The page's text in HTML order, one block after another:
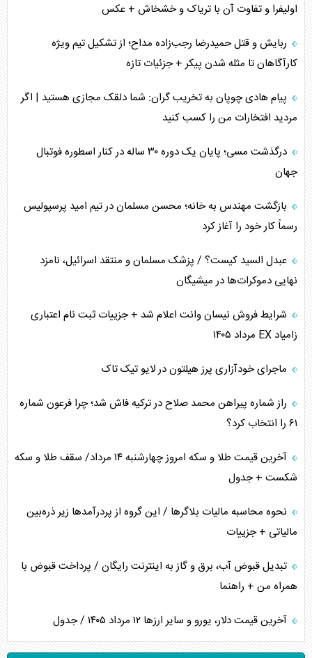
اولیفرا و تفاوت آن با تریاک و خشخاش + عکس
ربایش و قتل حمیدرضا رجب‌زاده مداح؛ از تشکیل تیم ویژه
کارآگاهان تا مثله شدن پیکر + جزئیات تازه
پیام هادی چوپان به تخریب گران: شما دلقک مجازی هستید | اگر
مردید افتخارات من را کسب کنید
درگذشت مسی؛ پایان یک دوره ۳۰ ساله در کنار اسطوره فوتبال
جهان
بازگشت مهندس به خانه؛ محسن مسلمان در تیم امید پرسپولیس
رسماً کار خود را آغاز کرد
عبدل السید کیست؟ / پزشک مسلمان و منتقد اسرائیل، نامزد
نهایی دموکرات‌ها در میشیگان
شرایط فروش نیسان وانت اعلام شد + جزییات ثبت نام اعتباری
زامیاد EX مرداد ۱۴۰۵
ماجرای خودآزاری پرز هیلتون در لایو تیک تاک
راز شماره پیراهن محمد صلاح در ترکیه فاش شد؛ چرا فرعون شماره
۶۱ را انتخاب کرد؟
آخرین قیمت طلا و سکه امروز چهارشنبه ۱۴ مرداد/ سقف طلا و سکه
شکست + جدول
نحوه محاسبه مالیات بلاگر‌ها / این گروه از پردرآمد‌ها زیر ذره‌بین
مالیاتی + جزییات
تبدیل قبوض آب، برق و گاز به اینترنت رایگان / پرداخت قبوض با
همراه من + راهنما
آخرین قیمت دلار، یورو و سایر ارز‌ها ۱۲ مرداد ۱۴۰۵ / جدول